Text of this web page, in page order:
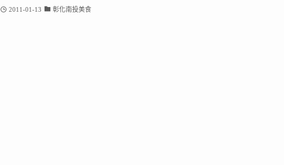
2011-01-13 彰化南投美食